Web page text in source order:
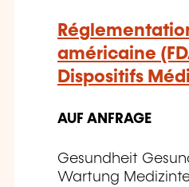
américaine
Dispositifs
AUF ANFRAGE
Gesundheit
Wartung